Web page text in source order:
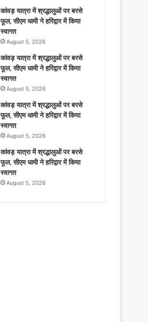
कांवड़ यात्रा में श्रद्धालुओं पर बरसे
फूल, सीएम धामी ने हरिद्वार में किया
स्वागत
August 5, 2026
कांवड़ यात्रा में श्रद्धालुओं पर बरसे
फूल, सीएम धामी ने हरिद्वार में किया
स्वागत
August 5, 2026
कांवड़ यात्रा में श्रद्धालुओं पर बरसे
फूल, सीएम धामी ने हरिद्वार में किया
स्वागत
August 5, 2026
कांवड़ यात्रा में श्रद्धालुओं पर बरसे
फूल, सीएम धामी ने हरिद्वार में किया
स्वागत
August 5, 2026